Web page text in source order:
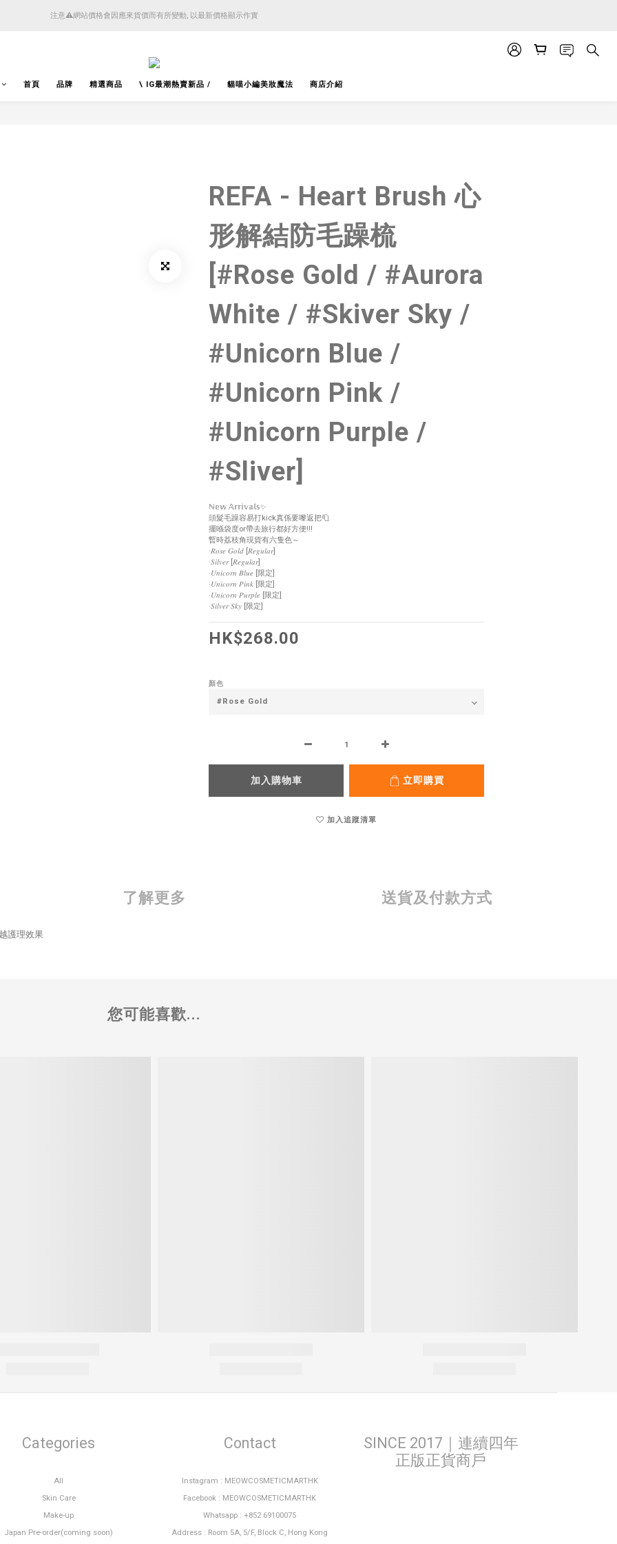
4月14日起減少SMS短訊發送, 所有快件自取訊息通知將全部改為透過官方應用程式「SFHK APP」推送。
注意⚠️網站價格會因應來貨價而有所變動, 以最新價格顯示作實
首頁 品牌 精選商品 \ IG最潮熱賣新品 / 貓喵小編美妝魔法 商店介紹
REFA - Heart Brush 心
形解結防毛躁梳
[#Rose Gold / #Aurora
White / #Skiver Sky /
#Unicorn Blue /
#Unicorn Pink /
#Unicorn Purple /
#Sliver]
ℕ𝕖𝕨 𝔸𝕣𝕣𝕚𝕧𝕒𝕝𝕤✨
頭髮毛躁容易打kick真係要嚟返把🧻
擺喺袋度or帶去旅行都好方便!!!
暫時荔枝角現貨有六隻色～
·𝑅𝑜𝑠𝑒 𝐺𝑜𝑙𝑑 [𝑅𝑒𝑔𝑢𝑙𝑎𝑟]
·𝑆𝑖𝑙𝑣𝑒𝑟 [𝑅𝑒𝑔𝑢𝑙𝑎𝑟]
·𝑈𝑛𝑖𝑐𝑜𝑟𝑛 𝐵𝑙𝑢𝑒 [限定]
·𝑈𝑛𝑖𝑐𝑜𝑟𝑛 𝑃𝑖𝑛𝑘 [限定]
·𝑈𝑛𝑖𝑐𝑜𝑟𝑛 𝑃𝑢𝑟𝑝𝑙𝑒 [限定]
·𝑆𝑖𝑙𝑣𝑒𝑟 𝑆𝑘𝑦 [限定]
HK$268.00
顏色
加入購物車 立即購買
加入追蹤清單
了解更多 送貨及付款方式
護理效果
您可能喜歡...
Categories
All
Skin Care
Make-up
Japan Pre-order(coming soon)
Contact
Instagram : MEOWCOSMETICMARTHK
Facebook : MEOWCOSMETICMARTHK
Whatsapp : +852 69100075
Address : Room 5A, 5/F, Block C, Hong Kong
SINCE 2017｜連續四年
正版正貨商戶